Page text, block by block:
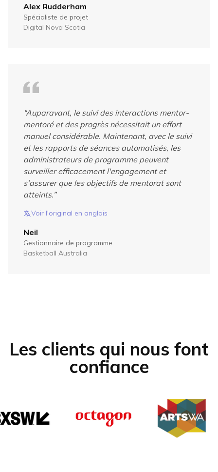
Alex Rudderham
Spécialiste de projet
Digital Nova Scotia
“Auparavant, le suivi des interactions mentor-
mentoré et des progrès nécessitait un effort
manuel considérable. Maintenant, avec le suivi
et les rapports de séances automatisés, les
administrateurs de programme peuvent
surveiller efficacement l'engagement et
s'assurer que les objectifs de mentorat sont
atteints.”
Voir l'original en anglais
Neil
Gestionnaire de programme
Basketball Australia
Les clients qui nous font
confiance